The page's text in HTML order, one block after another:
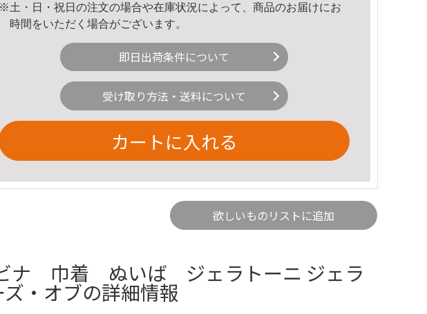
※土・日・祝日の注文の場合や在庫状況によって、商品のお届けにお
時間をいただく場合がございます。
即日出荷条件について
受け取り方法・送料について
カートに入れる
欲しいものリストに追加
ナ 巾着 ぬいば ジェラトーニ ジェラ
・オブの詳細情報